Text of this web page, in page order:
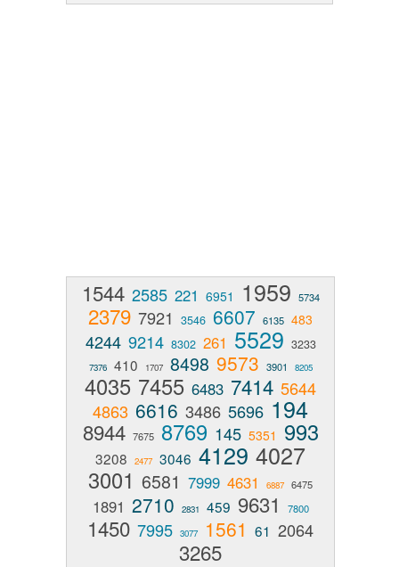
1544 2585 221 6951 1959 5734
2379 7921 3546 6607 6135 483
4244 9214 8302 261 5529 3233
7376 410 1707 8498 9573 3901 8205
4035 7455 6483 7414 5644
4863 6616 3486 5696 194
8944 7675 8769 145 5351 993
3208 2477 3046 4129 4027
3001 6581 7999 4631 6887 6475
1891 2710 2831 459 9631 7800
1450 7995 3077 1561 61 2064
3265